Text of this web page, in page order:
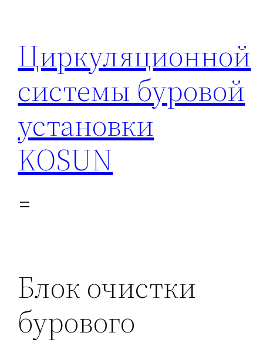
содержимому
Циркуляционной
системы буровой
установки
KOSUN
Блок очистки
бурового